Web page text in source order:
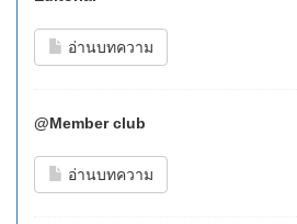
อ่านบทความ
@Member club
อ่านบทความ